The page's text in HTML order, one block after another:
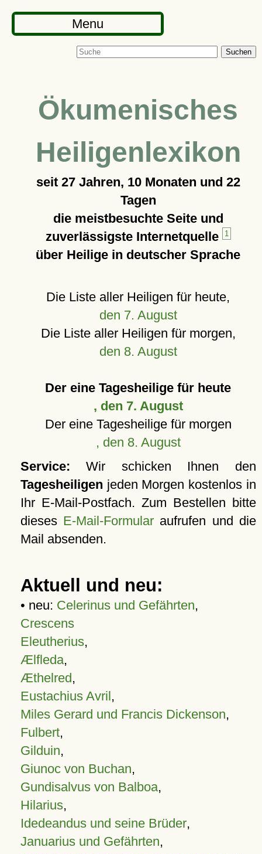
Menu
Suchen
Ökumenisches
Heiligenlexikon
seit 27 Jahren, 10 Monaten und 22
Tagen
die meistbesuchte Seite und
zuverlässigste Internetquelle
1
über Heilige in deutscher Sprache
Die Liste aller Heiligen für heute,
den 7. August
Die Liste aller Heiligen für morgen,
den 8. August
Der eine Tagesheilige für heute
, den 7. August
Der eine Tagesheilige für morgen
, den 8. August
Service: Wir schicken Ihnen den
Tagesheiligen jeden Morgen kostenlos in
Ihr E-Mail-Postfach. Zum Bestellen bitte
dieses E-Mail-Formular aufrufen und die
Mail absenden.
Aktuell und neu:
• neu: Celerinus und Gefährten,
Crescens
Eleutherius,
Ælfleda,
Æthelred,
Eustachius Avril,
Miles Gerard und Francis Dickenson,
Fulbert,
Gilduin,
Giunoc von Buchan,
Gundisalvus von Balboa,
Hilarius,
Idedeandus und seine Brüder,
Januarius und Gefährten,